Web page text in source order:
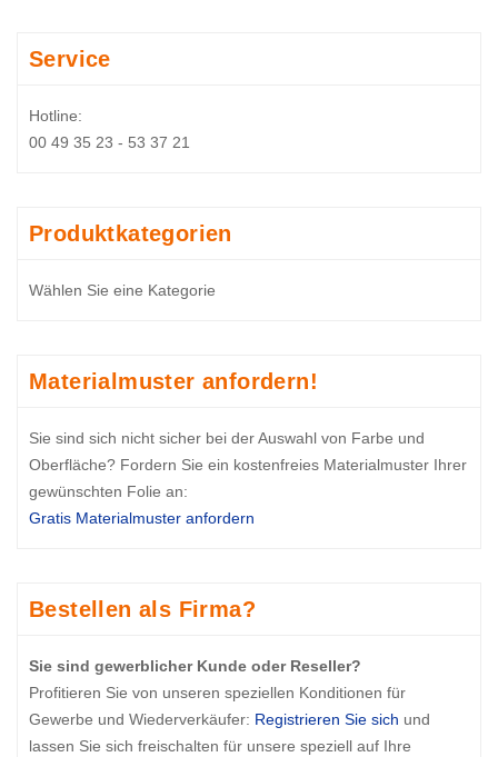
Service
Hotline:
00 49 35 23 - 53 37 21
Produktkategorien
Materialmuster anfordern!
Sie sind sich nicht sicher bei der Auswahl von Farbe und
Oberfläche? Fordern Sie ein kostenfreies Materialmuster Ihrer
gewünschten Folie an:
Gratis Materialmuster anfordern
Bestellen als Firma?
Sie sind gewerblicher Kunde oder Reseller?
Profitieren Sie von unseren speziellen Konditionen für
Gewerbe und Wiederverkäufer: Registrieren Sie sich und
lassen Sie sich freischalten für unsere speziell auf Ihre